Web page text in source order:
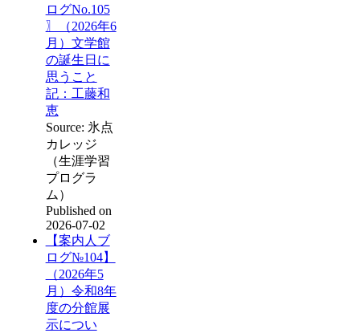
ログNo.105
〗（2026年6
月）文学館
の誕生日に
思うこと
記：工藤和
恵
Source: 氷点
カレッジ
（生涯学習
プログラ
ム）
Published on
2026-07-02
【案内人ブ
ログ№104】
（2026年5
月）令和8年
度の分館展
示につい